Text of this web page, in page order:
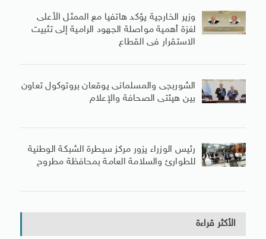
وزير الخارجية يؤكد هاتفيا مع الممثل الأعلى
لغزة أهمية مواصلة الجهود الرامية إلى تثبيت
الاستقرار فى القطاع
الشوربجى والمسلمانى يوقعان بروتوكول تعاون
بين هيئتى الصحافة والإعلام
رئيس الوزراء يزور مركز سيطرة الشبكة الوطنية
للطوارئ والسلامة العامة بمحافظة مطروح
الأكثر قراءة